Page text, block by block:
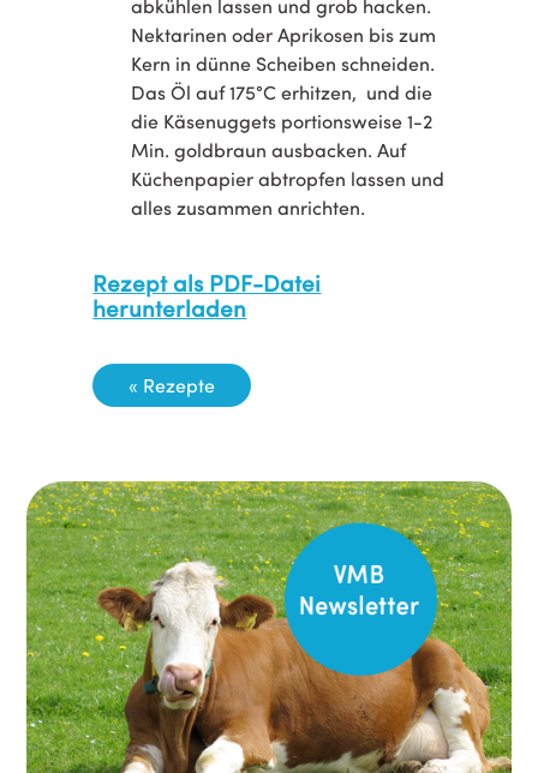
abkühlen lassen und grob hacken.
Nektarinen oder Aprikosen bis zum
Kern in dünne Scheiben schneiden.
Das Öl auf 175°C erhitzen, und die
die Käsenuggets portionsweise 1-2
Min. goldbraun ausbacken. Auf
Küchenpapier abtropfen lassen und
alles zusammen anrichten.
Rezept als PDF-Datei
herunterladen
« Rezepte